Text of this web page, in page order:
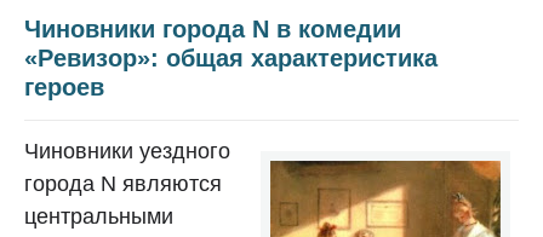
Чиновники города N в комедии
«Ревизор»: общая характеристика
героев
Чиновники уездного
города N являются
центральными